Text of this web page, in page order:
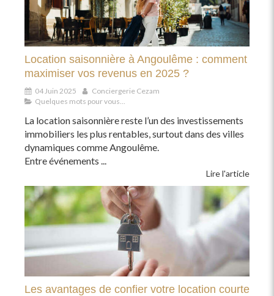
Location saisonnière à Angoulême : comment
maximiser vos revenus en 2025 ?
04 Juin 2025
Conciergerie Cezam
Quelques mots pour vous...
La location saisonnière reste l’un des investissements
immobiliers les plus rentables, surtout dans des villes
dynamiques comme Angoulême.
Entre événements ...
Lire l'article
Les avantages de confier votre location courte